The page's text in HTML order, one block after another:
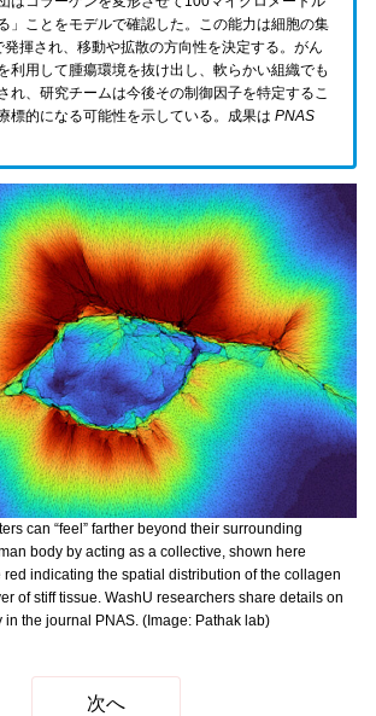
」ことをモデルで確認した。この能力は細胞の集
揮され、移動や拡散の方向性を決定する。がん
利用して腫瘍環境を抜け出し、軟らかい組織でも
れ、研究チームは今後その制御因子を特定するこ
標的になる可能性を示している。成果は PNAS
can “feel” farther beyond their surrounding
body by acting as a collective, shown here
red indicating the spatial distribution of the collagen
of stiff tissue. WashU researchers share details on
in the journal PNAS. (Image: Pathak lab)
次へ